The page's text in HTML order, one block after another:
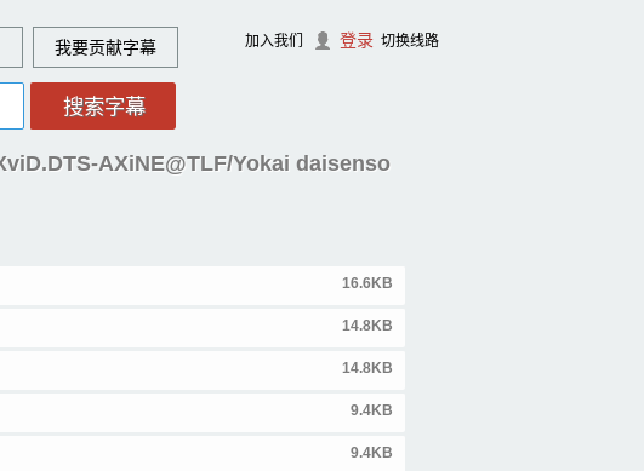
贡献字幕 加入我们 登录 切换线路
AXiNE@TLF/Yokai daisenso
16.6KB
14.8KB
14.8KB
9.4KB
9.4KB